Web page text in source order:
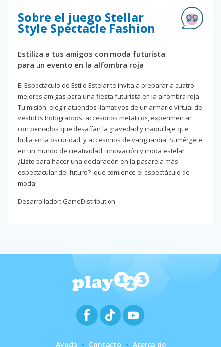
Sobre el juego Stellar
Style Spectacle Fashion
Estiliza a tus amigos con moda futurista
para un evento en la alfombra roja
El Espectáculo de Estilo Estelar te invita a preparar a cuatro
mejores amigas para una fiesta futurista en la alfombra roja.
Tu misión: elegir atuendos llamativos de un armario virtual de
vestidos holográficos, accesorios metálicos, experimentar
con peinados que desafían la gravedad y maquillaje que
brilla en la oscuridad, y accesorios de vanguardia. Sumérgete
en un mundo de creatividad, innovación y moda estelar.
¿Listo para hacer una declaración en la pasarela más
espectacular del futuro? ¡que comience el espectáculo de
moda!
Desarrollador: GameDistribution
Ayuda Contacto Acerca de